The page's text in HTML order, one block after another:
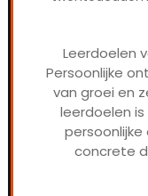
Leerdoelen
Persoonlijke
van groei en
leerdoelen
persoonlijke
concrete